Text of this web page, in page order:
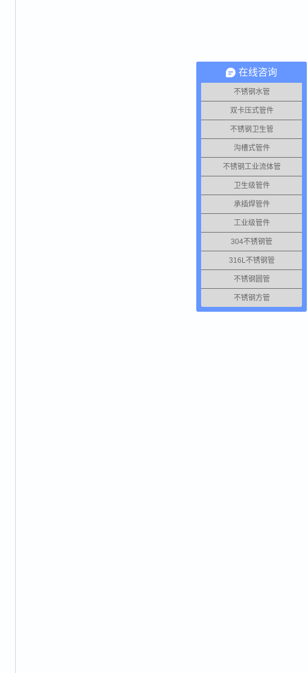
在线咨询
不锈钢水管
双卡压式管件
不锈钢卫生管
沟槽式管件
不锈钢工业流体管
卫生级管件
承插焊管件
工业级管件
304不锈钢管
316L不锈钢管
不锈钢圆管
不锈钢方管